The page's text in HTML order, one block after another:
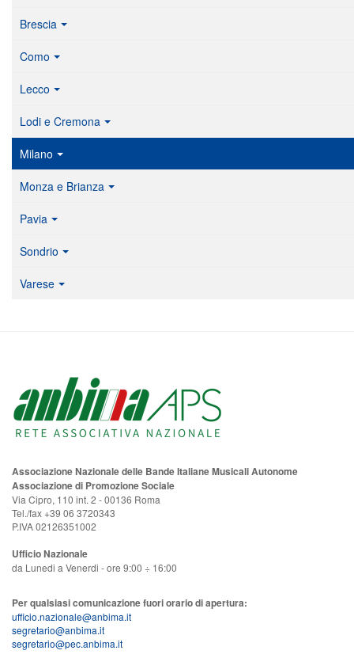
Brescia
Como
Lecco
Lodi e Cremona
Milano
Monza e Brianza
Pavia
Sondrio
Varese
Associazione Nazionale delle Bande Italiane Musicali Autonome
Associazione di Promozione Sociale
Via Cipro, 110 int. 2 - 00136 Roma
Tel./fax +39 06 3720343
P.IVA 02126351002
Ufficio Nazionale
da Lunedi a Venerdi - ore 9:00 ÷ 16:00
Per qualsiasi comunicazione fuori orario di apertura:
ufficio.nazionale@anbima.it
segretario@anbima.it
segretario@pec.anbima.it